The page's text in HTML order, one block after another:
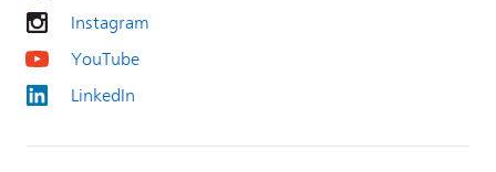
Instagram
YouTube
LinkedIn